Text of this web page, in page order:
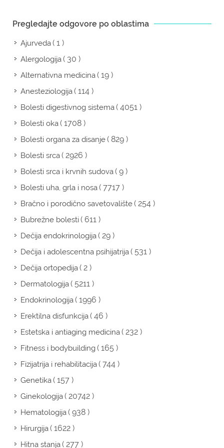
Pregledajte odgovore po oblastima
Ajurveda( 1 )
Alergologija( 30 )
Alternativna medicina( 19 )
Anesteziologija( 114 )
Bolesti digestivnog sistema( 4051 )
Bolesti oka( 1708 )
Bolesti organa za disanje( 829 )
Bolesti srca( 2926 )
Bolesti srca i krvnih sudova( 9 )
Bolesti uha, grla i nosa( 7717 )
Bračno i porodično savetovalište( 254 )
Bubrežne bolesti( 611 )
Dečija endokrinologija( 29 )
Dečija i adolescentna psihijatrija( 531 )
Dečija ortopedija( 2 )
Dermatologija( 5211 )
Endokrinologija( 1996 )
Erektilna disfunkcija( 46 )
Estetska i antiaging medicina( 232 )
Fitness i bodybuilding( 165 )
Fizijatrija i rehabilitacija( 744 )
Genetika( 157 )
Ginekologija( 20742 )
Hematologija( 938 )
Hirurgija( 1622 )
Hitna stanja( 277 )